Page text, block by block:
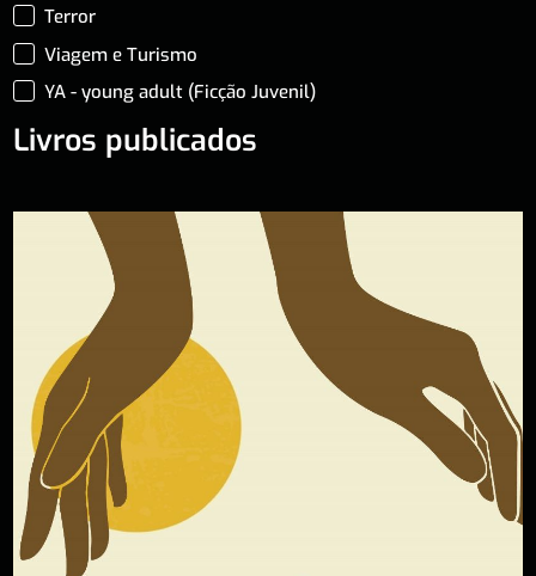
Terror
Viagem e Turismo
YA - young adult (Ficção Juvenil)
Livros publicados